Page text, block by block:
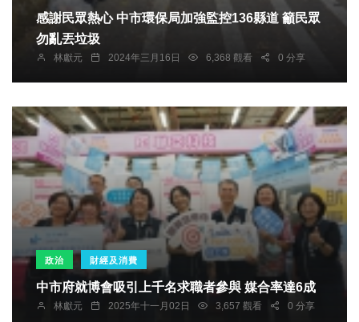
感謝民眾熱心 中市環保局加強監控136縣道 籲民眾
勿亂丟垃圾
林獻元 2024年三月16日 6,368 觀看 0 分享
政治 財經及消費
中市府就博會吸引上千名求職者參與 媒合率達6成
林獻元 2025年十一月02日 3,657 觀看 0 分享